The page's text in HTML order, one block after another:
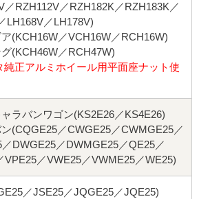
／RZH112V／RZH182K／RZH183K／
LH168V／LH178V)
(KCH16W／VCH16W／RCH16W)
(KCH46W／RCH47W)
正アルミホイール用平面座ナット使
ラバンワゴン(KS2E26／KS4E26)
(CQGE25／CWGE25／CWMGE25／
DWGE25／DWMGE25／QE25／
VPE25／VWE25／VWME25／WE25)
／JSE25／JQGE25／JQE25)